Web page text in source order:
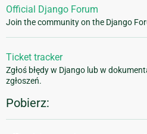
Official Django Forum
Join the community on the Django
Ticket tracker
Zgłoś błędy w Django lub w
zgłoszeń.
Pobierz: